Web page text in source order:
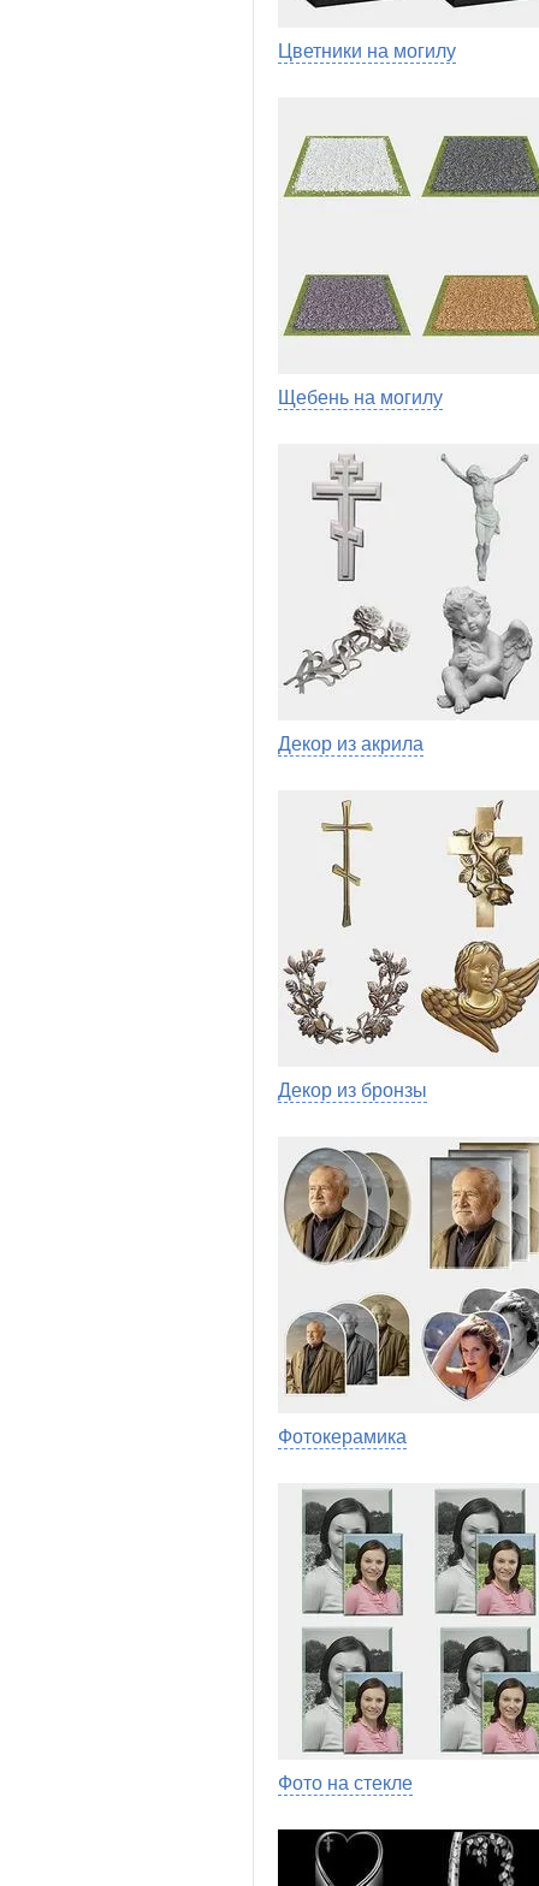
Цветники на могилу
Щебень на могилу
Декор из акрила
Декор из бронзы
Фотокерамика
Фото на стекле